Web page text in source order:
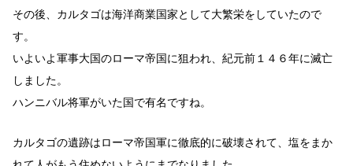
その後、カルタゴは海洋商業国家として大繁栄をしていたので
す。
いよいよ軍事大国のローマ帝国に狙われ、紀元前１４６年に滅亡
しました。
ハンニバル将軍がいた国で有名ですね。
カルタゴの遺跡はローマ帝国軍に徹底的に破壊されて、塩をまか